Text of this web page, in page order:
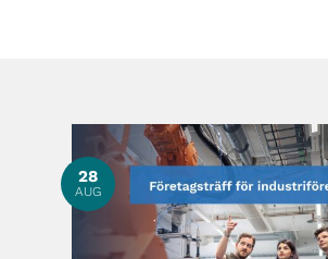
28
AUG